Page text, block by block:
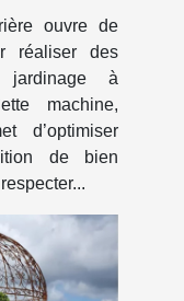
ouvre de
réaliser des
à
machine,
d’optimiser
de bien